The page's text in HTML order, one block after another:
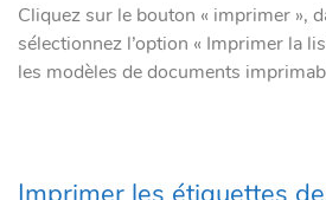
Cliquez sur le bouton « imprimer »,
sélectionnez l’option « Imprimer la
les modèles de documents